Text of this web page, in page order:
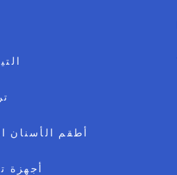
أطقم الأسنان
أجهزة